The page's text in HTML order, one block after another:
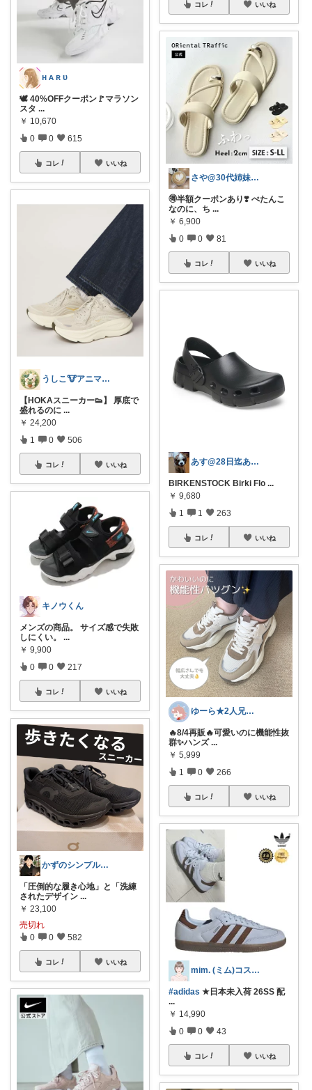
ʜ ᴀ ʀ ᴜ
🕊️ 40%OFFクーポン🚩マラソン
スタ ...
￥ 10,670
0 0 615
コレ いいね
うしこ🐮アニマル&植物大好き🪴
【HOKAスニーカー👟】 厚底で
盛れるのに ...
￥ 24,200
1 0 506
コレ いいね
キノウくん
メンズの商品。 サイズ感で失敗
しにくい。 ...
￥ 9,900
0 0 217
コレ いいね
かずのシンプル生活｜一生モノに出会う場所
「圧倒的な履き心地」と「洗練
されたデザイン ...
￥ 23,100
売切れ
0 0 582
コレ いいね
コレ いいね
さや@30代姉妹ママ
🉐半額クーポンあり❣️ ぺたんこ
なのに、ち ...
￥ 6,900
0 0 81
コレ いいね
あす@28日迄ありがとうございます🙇‍
BIRKENSTOCK Birki Flo ...
￥ 9,680
1 1 263
コレ いいね
ゆーら★2人兄弟ママ🐻正直レビュー
🔥8/4再販🔥可愛いのに機能性抜
群✨ハンズ ...
￥ 5,999
1 0 266
コレ いいね
mim. (ミム)コスメ服暮らし☘️
#adidas ★日本未入荷 26SS 配
...
￥ 14,990
0 0 43
コレ いいね